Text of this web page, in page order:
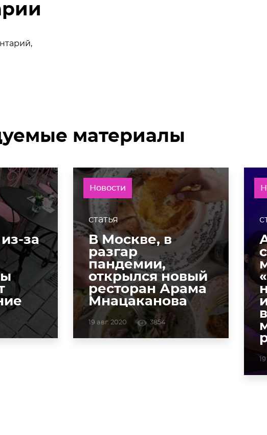
материалы
за
Новости
статья
В Москве, в
разгар
пандемии,
открылся новый
ресторан Арама
Мнацаканова
19 авг. 2020 3854